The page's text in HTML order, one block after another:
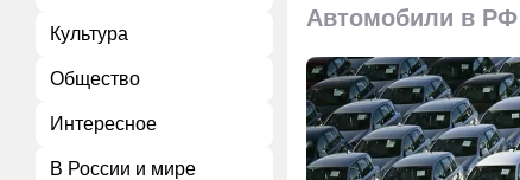
Культура
Общество
Интересное
В России и мире
Автомобили в РФ